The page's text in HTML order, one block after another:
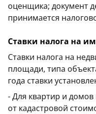
оценщика; документ
принимается
Ставки налога на
Ставки налога на
площади, типа
года ставки
- Для квартир и
от кадастровой